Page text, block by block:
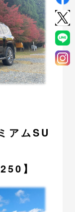
アムSU
】